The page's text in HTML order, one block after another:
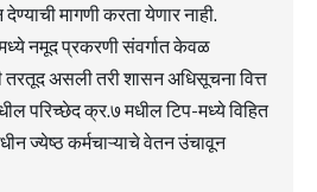
मागणी करता येणार नाही.
नमूद प्रकरणी संवर्गात केवळ
तरतूद असली तरी शासन अधिसूचना वित्त
परिच्छेद क्र.७ मधील टिप-मध्ये विहित
ज्येष्ठ कर्मचाऱ्याचे वेतन उंचावून